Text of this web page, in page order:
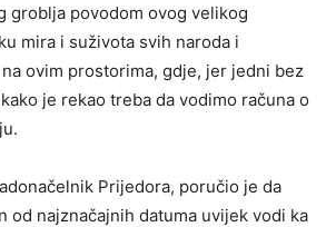
groblja povodom ovog velikog
mira i suživota svih naroda i
ovim prostorima, gdje, jer jedni bez
je rekao treba da vodimo računa o
Prijedora, poručio je da
od najznačajnih datuma uvijek vodi ka